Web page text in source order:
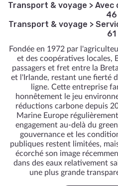
Transport & voyage > Avec
46
Transport & voyage >
61
Fondée en 1972 par
et des coopératives locales,
passagers et fret entre la
et l'Irlande, restant une fierté
ligne. Cette entreprise
honnêtement le jeu
réductions carbone depuis
Marine Europe
engagement au-delà du
gouvernance et les
publiques restent limitées,
écorché son image
dans des eaux relativement
une plus grande